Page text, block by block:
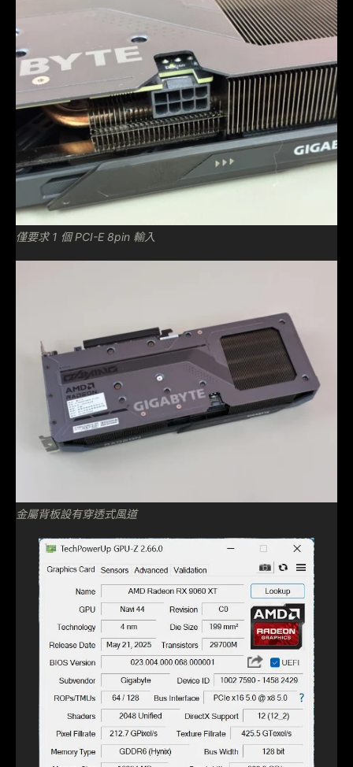
僅要求 1 個 PCI-E 8pin 輸入
金屬背板設有穿透式風道